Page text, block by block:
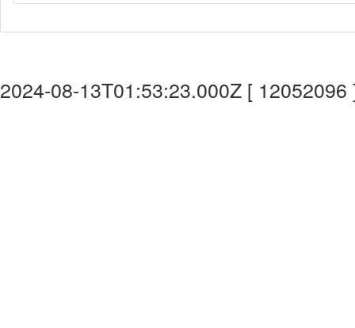
2024-08-13T01:53:23.000Z [ 12052096